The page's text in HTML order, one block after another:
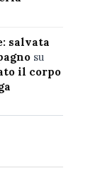
salvata
su
il corpo